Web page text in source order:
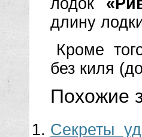
лодок
длину
Кроме
без киля
Похожие
Секреты